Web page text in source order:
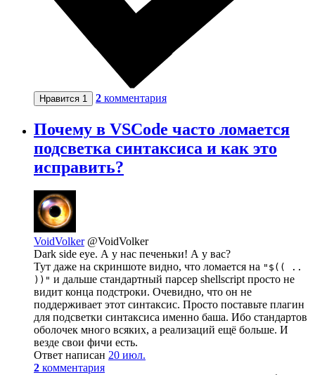
Нравится 1 2 комментария
Почему в VSCode часто ломается
подсветка синтаксиса и как это
исправить?
VoidVolker @VoidVolker
Dark side eye. А у нас печеньки! А у вас?
Тут даже на скриншоте видно, что ломается на "$(( ..
))" и дальше стандартный парсер shellscript просто не
видит конца подстроки. Очевидно, что он не
поддерживает этот синтаксис. Просто поставьте плагин
для подсветки синтаксиса именно баша. Ибо стандартов
оболочек много всяких, а реализаций ещё больше. И
везде свои фичи есть.
Ответ написан 20 июл.
2 комментария